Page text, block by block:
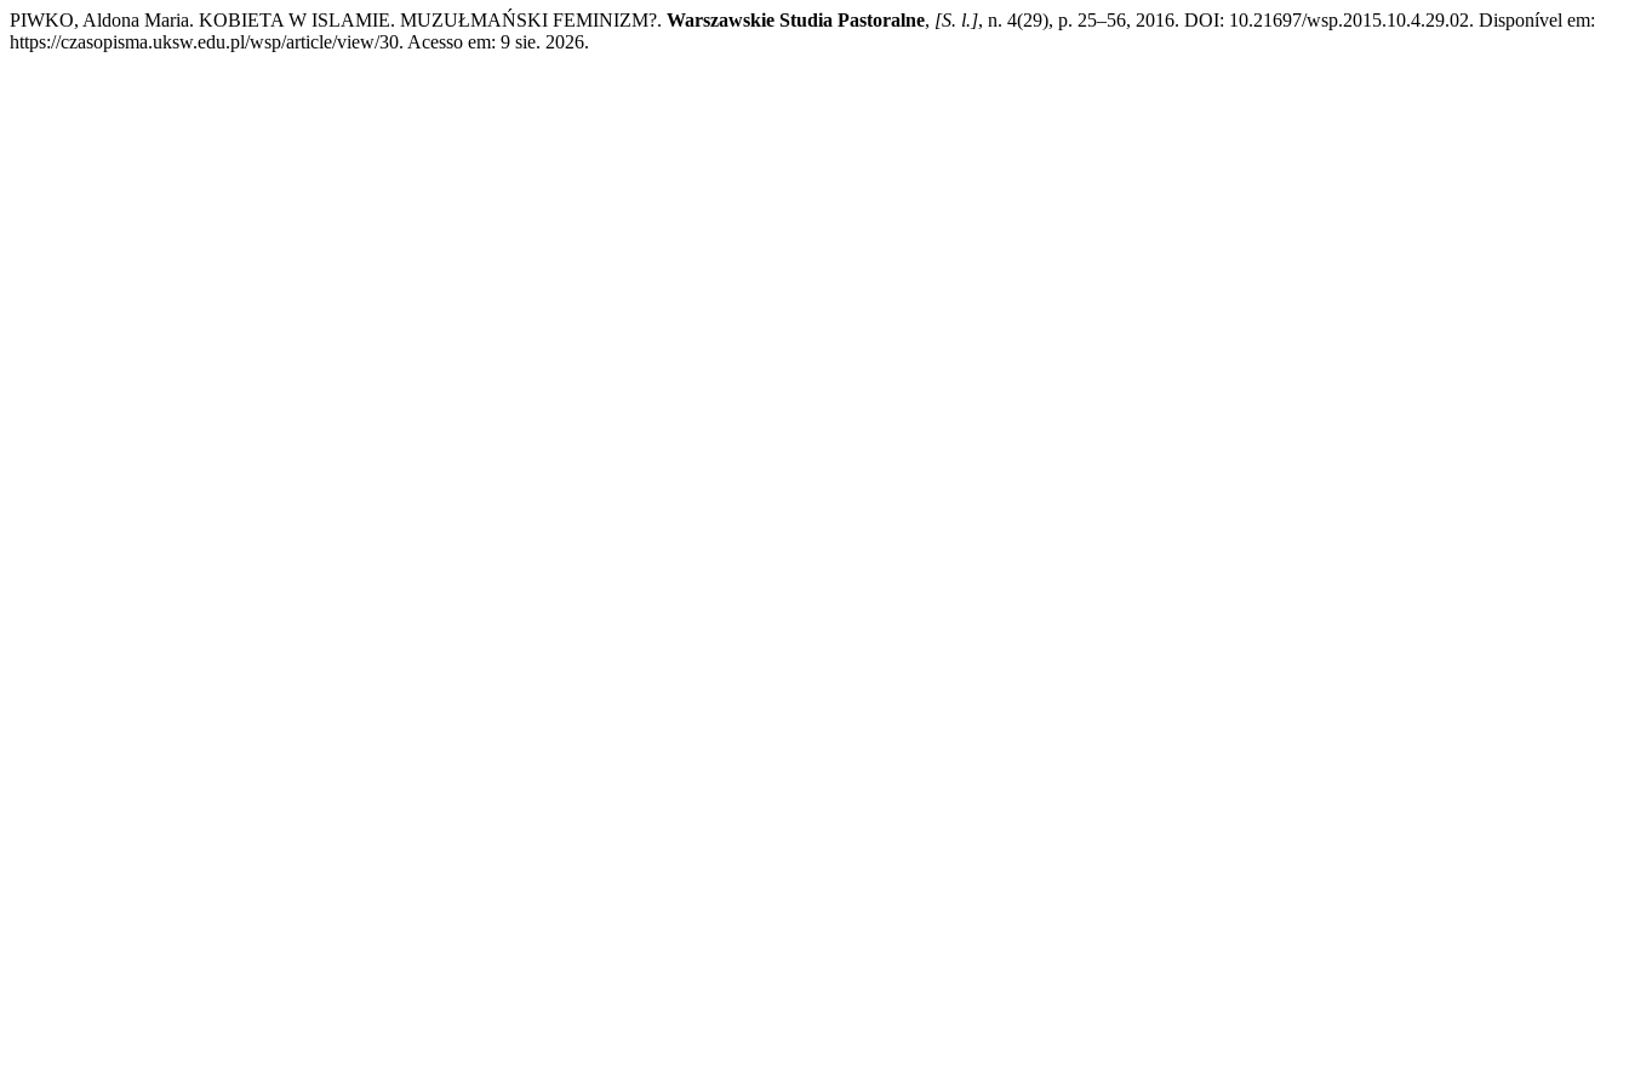
PIWKO, Aldona Maria. KOBIETA W ISLAMIE. MUZUŁMAŃSKI FEMINIZM?. Warszawskie Studia Pastoralne, [S. l.], n. 4(29), p. 25–56, 2016. DOI: 10.21697/wsp.2015.10.4.29.02. Disponível em:
https://czasopisma.uksw.edu.pl/wsp/article/view/30. Acesso em: 9 sie. 2026.